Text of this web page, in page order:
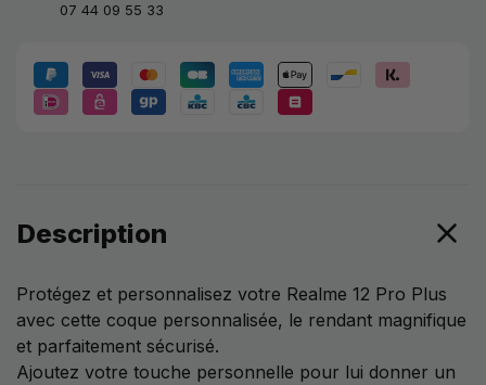
07 44 09 55 33
Description
Protégez et personnalisez votre Realme 12 Pro Plus
avec cette coque personnalisée, le rendant magnifique
et parfaitement sécurisé.
Ajoutez votre touche personnelle pour lui donner un